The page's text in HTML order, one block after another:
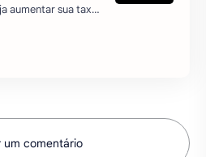
aumentar sua taxa
Free Fire com
muito tempo para
um comentário